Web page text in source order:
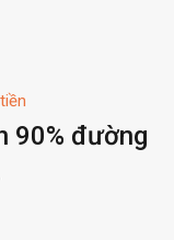
90% đường